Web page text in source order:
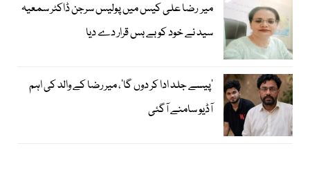
میر رضا علی کیس میں پولیس سرجن ڈاکٹر سمعیہ
سید نے خود کو بے بس قرار دے دیا
’پیسے جلد ادا کر دوں گا‘، میر رضا کے والد کی اہم
آڈیو سامنے آگئی